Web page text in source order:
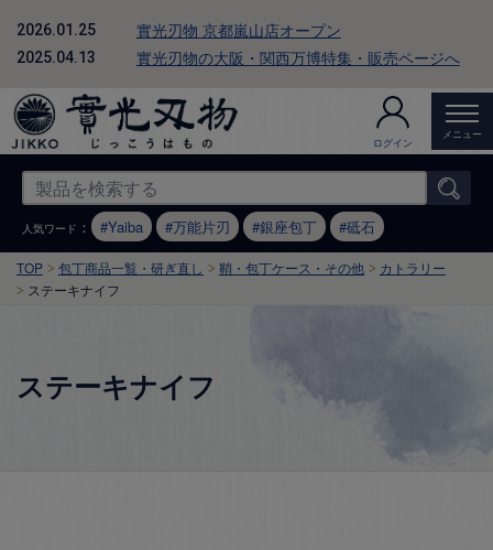
2026.01.25 實光刃物 京都嵐山店オープン
2025.04.13 實光刃物の大阪・関西万博特集・販売ページへ
ログイン
メニュー
人気ワード ： Yaiba 万能片刃 銀座包丁 砥石
TOP 包丁商品一覧・研ぎ直し 鞘・包丁ケース・その他
カトラリー
ステーキナイフ
ステーキナイフ